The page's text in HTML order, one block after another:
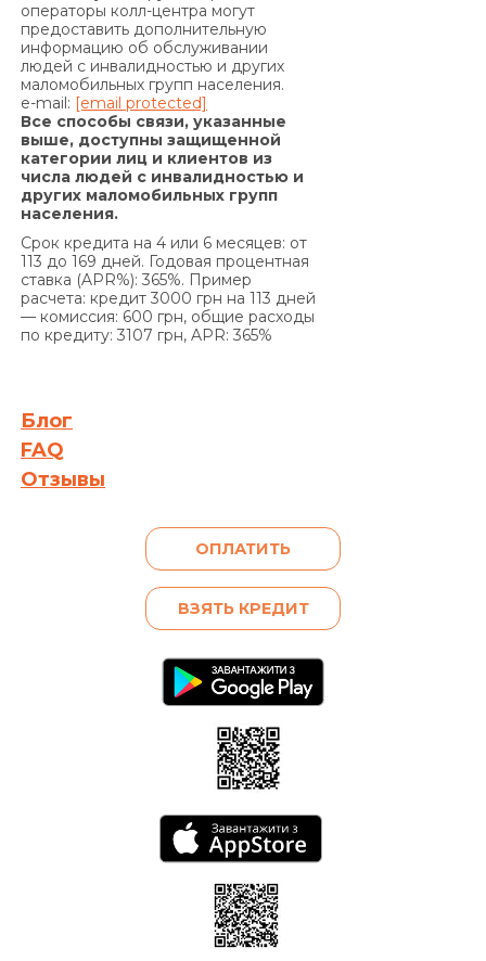
Кредита) и/или Комиссии за выдачу в Кредит
дополнительных денежных средств (если
условия дополнительного соглашения к
Договору предусматривают уплату комиссии за
выдачу в Кредит дополнительных денежных
средств) и/или суммы Кредита в
определенные настоящим Договором сроки, на
основании положений части 2 статьи 625
Гражданского кодекса Украины Кредитодатель
имеет право требовать, а Заемщик обязан
уплатить Кредитодателю сумму задолженности
с учетом 3700 (три тысячи семьсот) процентов
годовых от просроченной суммы
задолженности. Проценты годовых, указанные в
задолженности, включающую просроченные
проценты за пользование Кредитом и/или
сумму просроченной Комиссии за выдачу
Кредита (если условия Договора
Кредита), и/или Комиссии за выдачу в Кредит
дополнительных денежных средств (если
условия дополнительного соглашения к
Договору предусматривают уплату комиссии за
выдачу в Кредит дополнительных денежных
средств) и/или на просроченную сумму
Кредита, и не начисляются на ранее
начисленные проценты на основании статьи
625 Гражданского кодекса Украины.
Кредитодатель не начисляет проценты годовых
в соответствии с настоящим пунктом Договора
(сто) гривен 00 копеек.
Совокупная сумма начисленных процентов
годовых на основании настоящего Договора и
других платежей, подлежащих уплате
Заемщиком за нарушение исполнения
операторы колл-центра могут
предоставить дополнительную
информацию об обслуживании
людей с инвалидностью и других
маломобильных групп населения.
e-mail: [email protected]
Все способы связи, указанные
выше, доступны защищенной
категории лиц и клиентов из
числа людей с инвалидностью и
других маломобильных групп
населения.
Срок кредита на 4 или 6 месяцев: от
113 до 169 дней. Годовая процентная
ставка (APR%): 365%. Пример
расчета: кредит 3000 грн на 113 дней
— комиссия: 600 грн, общие расходы
по кредиту: 3107 грн, APR: 365%
Блог
FAQ
Отзывы
ОПЛАТИТЬ
ВЗЯТЬ КРЕДИТ